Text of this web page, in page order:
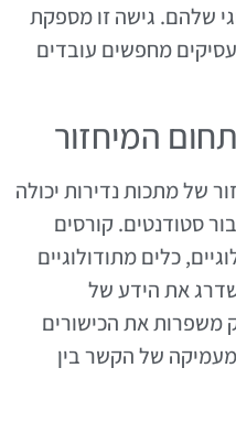
שלהם. גישה זו מספקת
מחפשים עובדים
המיחזור
של מתכות נדירות יכולה
סטודנטים. קורסים
כלים מתודולוגיים
את הידע של
משפרות את הכישורים
של הקשר בין